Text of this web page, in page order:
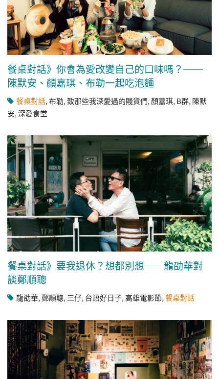
餐桌對話》你會為愛改變自己的口味嗎？──
陳默安、顏嘉琪、布勒一起吃泡麵
餐桌對話,布勒,致那些我深愛過的賤貨們,顏嘉琪, B群, 陳默
安,深愛食堂
餐桌對話》要我退休？想都別想——龍劭華對
談鄭順聰
龍劭華,鄭順聰, 三仔, 台語好日子,高雄電影節,餐桌對話